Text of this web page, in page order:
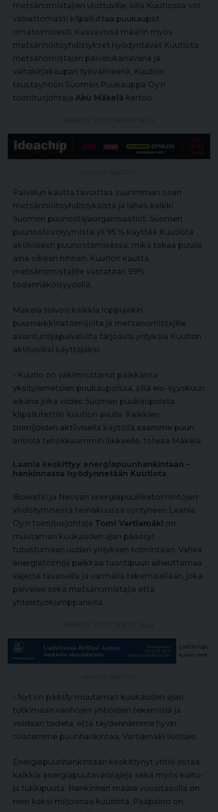
metsänomistajien ulottuville, sillä Kuutiossa voi
vaivattomasti kilpailuttaa puukaupat
omatoimisesti. Kasvavissa määrin myös
metsänhoitoyhdistykset hyödyntävät Kuutiota
metsänomistajan palvelukanavana ja
valtakirjakaupan työvälineenä, Kuution
taustayhtiön Suomen Puukauppa Oy:n
toimitusjohtaja Aku Mäkelä kertoo.
Palvelun kautta tavoittaa suurimman osan
metsänhoitoyhdistyksistä ja lähes kaikki
Suomen puunostajaorganisaatiot. Suomen
puunostovolyymista yli 95 % käyttää Kuutiota
aktiivisesti puunostamisessa, mikä takaa puulle
aina oikean hinnan. Kuution kautta
metsänomistajille vastataan 99%
todennäköisyydellä.
Mäkelä toivoo kaikkia loppujakin
puumarkkinatoimijoita ja metsänomistajille
asiantuntijapalveluita tarjoavia yrityksiä Kuution
aktiivisiksi käyttäjäksi.
- Kuutio on vakiinnuttanut paikkansa
yksityismetsien puukaupoissa, sillä elo-syyskuun
aikana joka viides Suomen puukaupoista
kilpailutettiin Kuution avulla. Kaikkien
toimijoiden aktiivisella käytöllä saamme puun
entistä tehokkaammin liikkeelle, toteaa Mäkelä.
Laania keskittyy energiapuunhankintaan –
hankinnassa hyödynnetään Kuutiota
Biowatin ja Neovan energiapuuliiketoimintojen
yhdistymisestä heinäkuussa syntyneen Laania
Oy:n toimitusjohtaja Tomi Vartiamäki on
muutaman kuukauden ajan päässyt
tutustumaan uuden yrityksen toimintaan. Vahva
energiatoimija paikkaa tuontipuun aiheuttamaa
vajetta tasaisella ja varmalla tekemisellään, joka
palvelee sekä metsänomistajia että
yhteistyökumppaneita.
- Nyt on päästy muutaman kuukauden ajan
tutkimaan vanhojen yhtiöiden tekemisiä ja
voidaan todeta, että täydennämme hyvin
toistemme puunhankintaa, Vartiamäki iloitsee.
Energiapuunhankintaan keskittynyt yhtiö ostaa
kaikkia energiapuutavaralajeja sekä myös kuitu-
ja tukkipuuta. Hankinnan määrä vuositasolla on
noin kaksi miljoonaa kuutiota. Pääpaino on